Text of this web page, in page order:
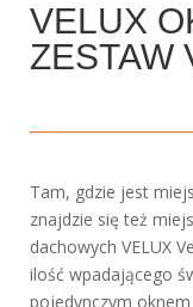
VELUX
ZESTAW
Tam, gdzie jest
znajdzie się też
dachowych VELUX
ilość wpadającego
pojedynczym